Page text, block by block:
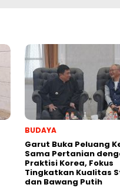
BUDAYA
Garut Buka Peluang
Sama Pertanian
Praktisi Korea, Fokus
Tingkatkan Kualitas
dan Bawang Putih